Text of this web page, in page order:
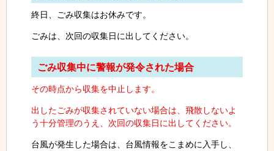
終日、ごみ収集はお休みです。
ごみは、次回の収集日に出してください。
ごみ収集中に警報が発令された場合
その時点から収集を中止します。
出したごみが収集されていない場合は、飛散しないよ
う十分管理のうえ、次回の収集日に出してください。
台風が発生した場合は、台風情報をこまめに入手し、